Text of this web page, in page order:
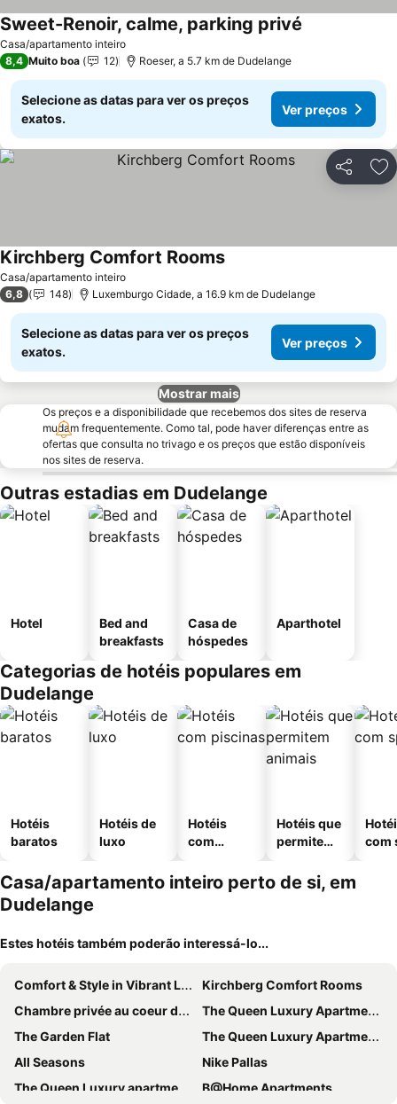
Casa/apartamento inteiro
Sweet-Renoir, calme, parking privé
8,4 Muito boa 12 Roeser, a 5.7 km de Dudelange
Selecione as datas para ver os preços
exatos.
Ver preços
Partilhar
Casa/apartamento inteiro
Kirchberg Comfort RoomsVer preços
6,8 148 Luxemburgo Cidade, a 16.9 km de Dudelange
Selecione as datas para ver os preços
exatos.
Ver preços
Mostrar mais
Os preços e a disponibilidade que recebemos dos sites de reserva
mudam frequentemente. Como tal, pode haver diferenças entre as
ofertas que consulta no trivago e os preços que estão disponíveis
nos sites de reserva.
Outras estadias em Dudelange
Hotel
Bed and
breakfasts
Casa de
hóspedes
Aparthotel
Categorias de hotéis populares em
Dudelange
Hotéis
baratos
Hotéis de
luxo
Hotéis
com
Hotéis que
permitem
com
Casa/apartamento inteiro perto de si, em
Dudelange
Estes hotéis também poderão interessá-lo...
Comfort & Style in Vibrant Luxembourg Coliving
Kirchberg Comfort Rooms
Chambre privée au coeur de Bascharage
The Queen Luxury Apartments - Villa Carlotta
The Garden Flat
The Queen Luxury Apartments - Villa Vinicia
All Seasons
Nike Pallas
The Queen Luxury apartments - Villa Giorgia
B@Home Apartments